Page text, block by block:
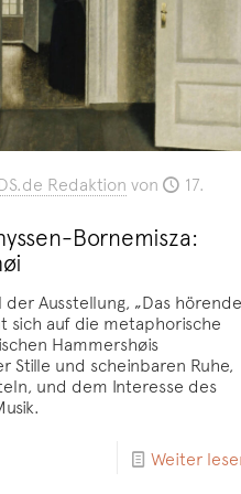
Redaktion von
17.
Bornemisza:
Ausstellung, „Das hörende
sich auf die metaphorische
Hammershøis
Stille und scheinbaren Ruhe,
und dem Interesse des
Weiter